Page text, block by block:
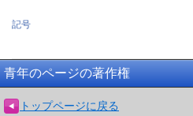
記号
青年のページの著作権
トップページに戻る